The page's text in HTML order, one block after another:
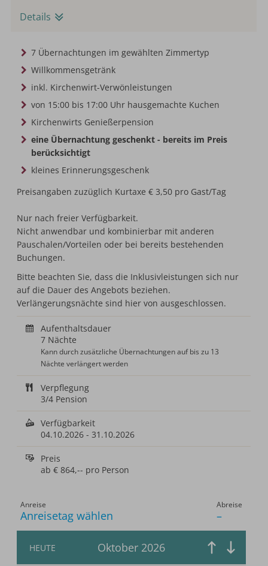
Details
7 Übernachtungen im gewählten Zimmertyp
Willkommensgetränk
inkl. Kirchenwirt-Verwönleistungen
von 15:00 bis 17:00 Uhr hausgemachte Kuchen
Kirchenwirts Genießerpension
eine Übernachtung geschenkt - bereits im Preis
berücksichtigt
kleines Erinnerungsgeschenk
Preisangaben zuzüglich Kurtaxe € 3,50 pro Gast/Tag
Nur nach freier Verfügbarkeit.
Nicht anwendbar und kombinierbar mit anderen
Pauschalen/Vorteilen oder bei bereits bestehenden
Buchungen.
Bitte beachten Sie, dass die Inklusivleistungen sich nur
auf die Dauer des Angebots beziehen.
Verlängerungsnächte sind hier von ausgeschlossen.
Aufenthaltsdauer
7 Nächte
Kann durch zusätzliche Übernachtungen auf bis zu 13
Nächte verlängert werden
Verpflegung
3/4 Pension
Verfügbarkeit
04.10.2026 -31.10.2026
Preis
ab€ 864,-- pro Person